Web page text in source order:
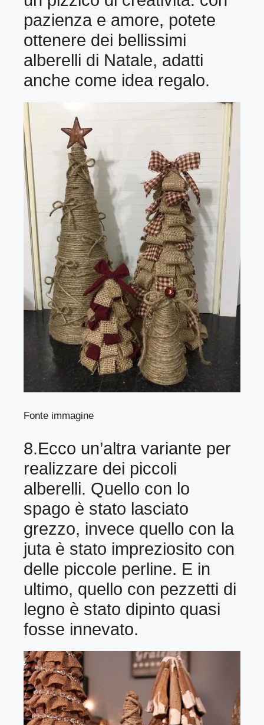
pazienza e amore, potete
ottenere dei bellissimi
alberelli di Natale, adatti
anche come idea regalo.
Fonte immagine
8.Ecco un’altra variante per
realizzare dei piccoli
alberelli. Quello con lo
spago è stato lasciato
grezzo, invece quello con la
juta è stato impreziosito con
delle piccole perline. E in
ultimo, quello con pezzetti di
legno è stato dipinto quasi
fosse innevato.